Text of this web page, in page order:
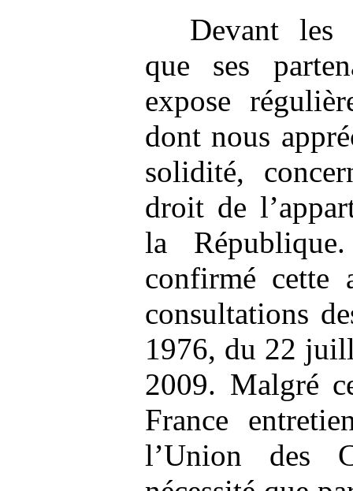
Devant les
que ses
expose
dont nous
solidité,
droit de
la
confirmé cette
consultations
1976, du 22
2009. Malgré
France
l’Union des